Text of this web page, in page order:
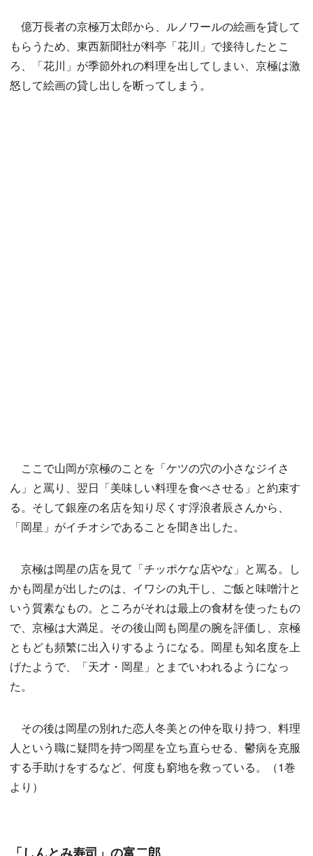
億万長者の京極万太郎から、ルノワールの絵画を貸して
もらうため、東西新聞社が料亭「花川」で接待したとこ
ろ、「花川」が季節外れの料理を出してしまい、京極は激
怒して絵画の貸し出しを断ってしまう。
ここで山岡が京極のことを「ケツの穴の小さなジイさ
ん」と罵り、翌日「美味しい料理を食べさせる」と約束す
る。そして銀座の名店を知り尽くす浮浪者辰さんから、
「岡星」がイチオシであることを聞き出した。
京極は岡星の店を見て「チッポケな店やな」と罵る。し
かも岡星が出したのは、イワシの丸干し、ご飯と味噌汁と
いう質素なもの。ところがそれは最上の食材を使ったもの
で、京極は大満足。その後山岡も岡星の腕を評価し、京極
ともども頻繁に出入りするようになる。岡星も知名度を上
げたようで、「天才・岡星」とまでいわれるようになっ
た。
その後は岡星の別れた恋人冬美との仲を取り持つ、料理
人という職に疑問を持つ岡星を立ち直らせる、鬱病を克服
する手助けをするなど、何度も窮地を救っている。（1巻
より）